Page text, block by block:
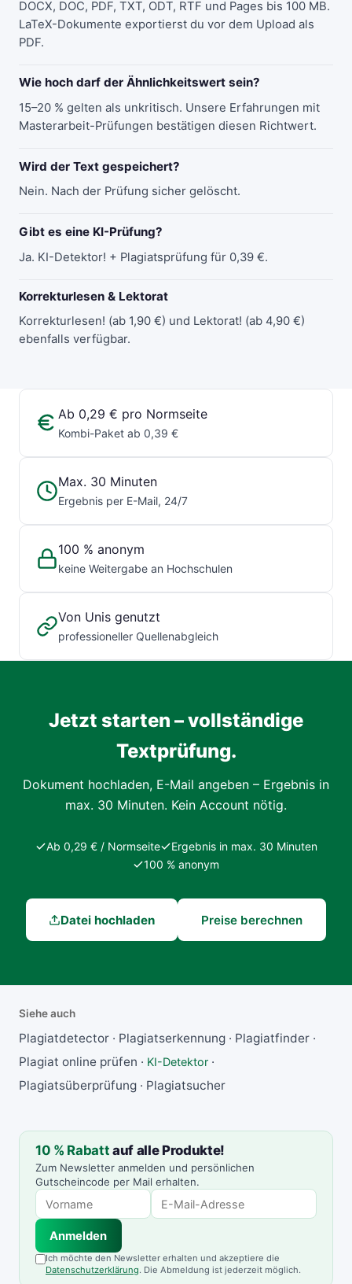
DOCX, DOC, PDF, TXT, ODT, RTF und Pages bis 100 MB.
LaTeX-Dokumente exportierst du vor dem Upload als
PDF.
Wie hoch darf der Ähnlichkeitswert sein?
15–20 % gelten als unkritisch. Unsere Erfahrungen mit
Masterarbeit-Prüfungen bestätigen diesen Richtwert.
Wird der Text gespeichert?
Nein. Nach der Prüfung sicher gelöscht.
Gibt es eine KI-Prüfung?
Ja. KI-Detektor! + Plagiatsprüfung für 0,39 €.
Korrekturlesen & Lektorat
Korrekturlesen! (ab 1,90 €) und Lektorat! (ab 4,90 €)
ebenfalls verfügbar.
Ab 0,29 € pro Normseite
Kombi-Paket ab 0,39 €
Max. 30 Minuten
Ergebnis per E-Mail, 24/7
100 % anonym
keine Weitergabe an Hochschulen
Von Unis genutzt
professioneller Quellenabgleich
Jetzt starten – vollständige
Textprüfung.
Dokument hochladen, E-Mail angeben – Ergebnis in
max. 30 Minuten. Kein Account nötig.
Ab 0,29 € / Normseite
Ergebnis in max. 30 Minuten
100 % anonym
Datei hochladen Preise berechnen
Siehe auch
Plagiatdetector · Plagiatserkennung · Plagiatfinder ·
Plagiat online prüfen · KI-Detektor ·
Plagiatsüberprüfung · Plagiatsucher
10 % Rabatt auf alle Produkte!
Zum Newsletter anmelden und persönlichen
Gutscheincode per Mail erhalten.
Anmelden
Ich möchte den Newsletter erhalten und akzeptiere die
Datenschutzerklärung. Die Abmeldung ist jederzeit möglich.